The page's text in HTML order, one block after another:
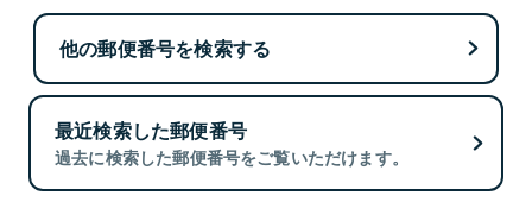
他の郵便番号を検索する
最近検索した郵便番号
過去に検索した郵便番号をご覧いただけます。